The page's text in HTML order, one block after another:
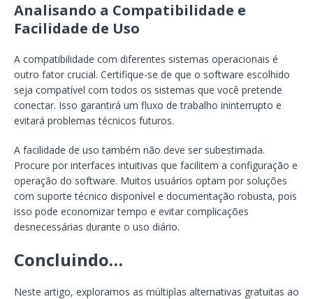
Analisando a Compatibilidade e
Facilidade de Uso
A compatibilidade com diferentes sistemas operacionais é
outro fator crucial. Certifique-se de que o software escolhido
seja compatível com todos os sistemas que você pretende
conectar. Isso garantirá um fluxo de trabalho ininterrupto e
evitará problemas técnicos futuros.
A facilidade de uso também não deve ser subestimada.
Procure por interfaces intuitivas que facilitem a configuração e
operação do software. Muitos usuários optam por soluções
com suporte técnico disponível e documentação robusta, pois
isso pode economizar tempo e evitar complicações
desnecessárias durante o uso diário.
Concluindo…
Neste artigo, exploramos as múltiplas alternativas gratuitas ao